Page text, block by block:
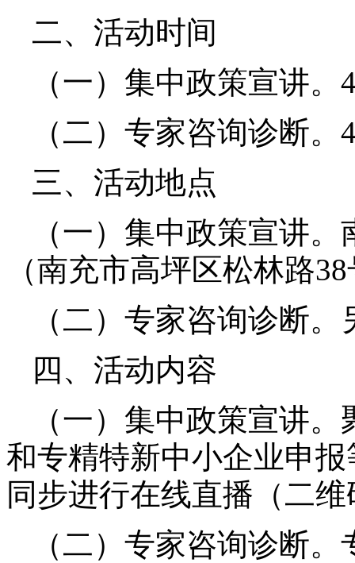
二、活动时间
（一）集中政策宣讲。
（二）专家咨询诊断。
三、活动地点
（一）集中政策宣讲
（南充市高坪区松林路38
（二）专家咨询诊断
四、活动内容
（一）集中政策宣讲
和专精特新中小企业申
同步进行在线直播（二
（二）专家咨询诊断